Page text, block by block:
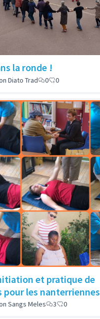
la ronde !
Diato Trad
0 0
et pratique de
pour les nanterriennes
Sangs Meles 3 0